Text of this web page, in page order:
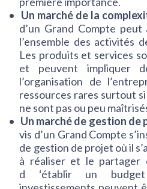
Un marché de la
d’un Grand Compte
l’ensemble des activités
Les produits et services
et peuvent impliquer
l’organisation de
ressources rares surtout
ne sont pas ou peu
Un marché de gestion de
vis d’un Grand Compte
de gestion de projet où il
à réaliser et le partager
d ‘établir un